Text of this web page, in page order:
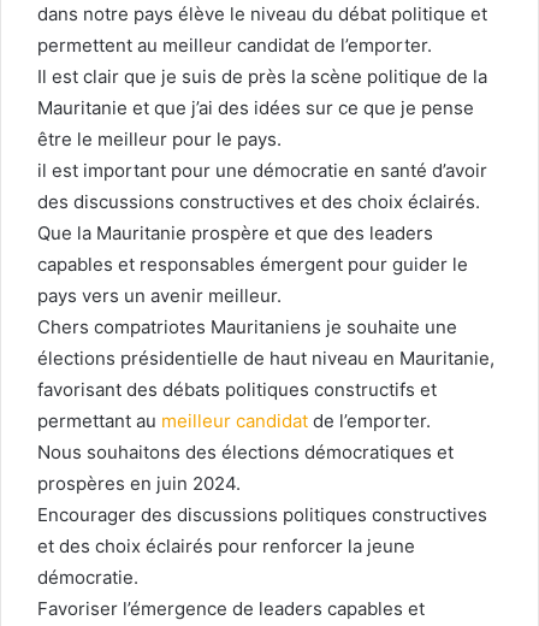
dans notre pays élève le niveau du débat politique et
permettent au meilleur candidat de l’emporter.
Il est clair que je suis de près la scène politique de la
Mauritanie et que j’ai des idées sur ce que je pense
être le meilleur pour le pays.
il est important pour une démocratie en santé d’avoir
des discussions constructives et des choix éclairés.
Que la Mauritanie prospère et que des leaders
capables et responsables émergent pour guider le
pays vers un avenir meilleur.
Chers compatriotes Mauritaniens je souhaite une
élections présidentielle de haut niveau en Mauritanie,
favorisant des débats politiques constructifs et
permettant au meilleur candidat de l’emporter.
Nous souhaitons des élections démocratiques et
prospères en juin 2024.
Encourager des discussions politiques constructives
et des choix éclairés pour renforcer la jeune
démocratie.
Favoriser l’émergence de leaders capables et